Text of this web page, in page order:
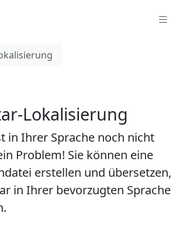
Lokalisierung
in Ihrer Sprache noch nicht
Problem! Sie können eine
erstellen und übersetzen,
in Ihrer bevorzugten Sprache